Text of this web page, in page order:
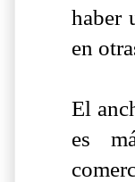
haber
en
El
es